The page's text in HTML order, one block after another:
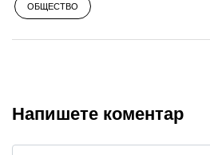
ОБЩЕСТВО
Напишете коментар